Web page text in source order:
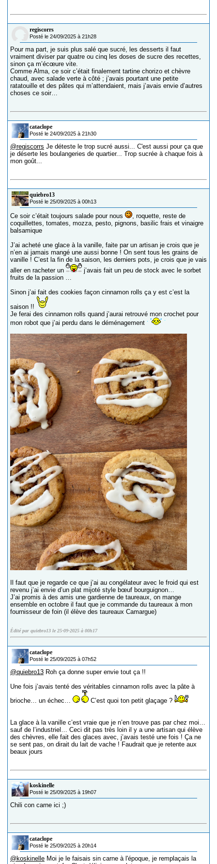
regiscorrs
Posté le 24/09/2025 à 21h28
Pour ma part, je suis plus salé que sucré, les desserts il faut
vraiment diviser par quatre ou cinq les doses de sucre des recettes,
sinon ça m’écœure vite.
Comme Alma, ce soir c’était finalement tartine chorizo et chèvre
chaud, avec salade verte à côté ; j’avais pourtant une petite
ratatouille et des pâtes qui m’attendaient, mais j’avais envie d’autres
choses ce soir…
cataclope
Posté le 24/09/2025 à 21h30
@regiscorrs Je déteste le trop sucré aussi... C'est aussi pour ça que
je déserte les boulangeries de quartier... Trop sucrée à chaque fois à
mon goût...
quiebro13
Posté le 25/09/2025 à 00h13
Ce soir c’était toujours salade pour nous
, roquette, reste de
coquillettes, tomates, mozza, pesto, pignons, basilic frais et vinaigre
balsamique
J’ai acheté une glace à la vanille, faite par un artisan je crois que je
n’en ai jamais mangé une aussi bonne ! On sent tous les grains de
vanille ! C’est la fin de la saison, les derniers pots, je crois que je vais
aller en racheter un
j’avais fait un peu de stock avec le sorbet
fruits de la passion …
Sinon j’ai fait des cookies façon cinnamon rolls ça y est c’est la
saison !!
Je ferai des cinnamon rolls quand j’aurai retrouvé mon crochet pour
mon robot que j’ai perdu dans le déménagement
Il faut que je regarde ce que j’ai au congélateur avec le froid qui est
revenu j’ai envie d’un plat mijoté style bœuf bourguignon…
J’ai promis à des amis une gardienne de taureaux, on mange
ensemble en octobre il faut que je commande du taureaux à mon
fournisseur de foin (il élève des taureaux Camargue)
Édité par quiebro13 le 25-09-2025 à 00h17
cataclope
Posté le 25/09/2025 à 07h52
@quiebro13 Roh ça donne super envie tout ça !!
Une fois j’avais tenté des véritables cinnamon rolls avec la pâte à
brioche… un échec…
C’est quoi ton petit glaçage ?
La glace à la vanille c’est vraie que je n’en trouve pas par chez moi…
sauf de l’industriel… Ceci dit pas très loin il y a une artisan qui élève
des chèvres, elle fait des glaces avec, j’avais testé une fois ! Ça ne
se sent pas, on dirait du lait de vache ! Faudrait que je retente aux
beaux jours
koskinelle
Posté le 25/09/2025 à 19h07
Chili con carne ici ;)
cataclope
Posté le 25/09/2025 à 20h14
@koskinelle Moi je le faisais sin carne à l'époque, je remplaçais la